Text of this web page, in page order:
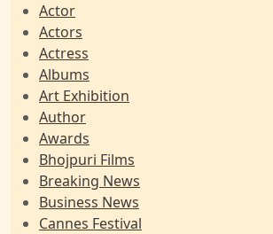
Actor
Actors
Actress
Albums
Art Exhibition
Author
Awards
Bhojpuri Films
Breaking News
Business News
Cannes Festival